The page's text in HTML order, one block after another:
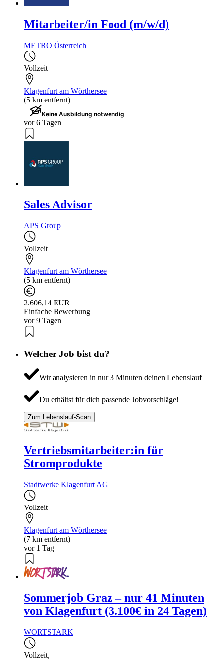
Mitarbeiter/in Food (m/w/d)
METRO Österreich
Vollzeit
Klagenfurt am Wörthersee
(5 km entfernt)
Keine Ausbildung notwendig
vor 6 Tagen
Sales Advisor
APS Group
Vollzeit
Klagenfurt am Wörthersee
(5 km entfernt)
2.606,14 EUR
Einfache Bewerbung
vor 9 Tagen
Welcher Job bist du?
Wir analysieren in nur 3 Minuten deinen Lebenslauf
Du erhältst für dich passende Jobvorschläge!
Zum Lebenslauf-Scan
Vertriebsmitarbeiter:in für
Stromprodukte
Stadtwerke Klagenfurt AG
Vollzeit
Klagenfurt am Wörthersee
(7 km entfernt)
vor 1 Tag
Sommerjob Graz – nur 41 Minuten
von Klagenfurt (3.100€ in 24 Tagen)
WORTSTARK
Vollzeit,